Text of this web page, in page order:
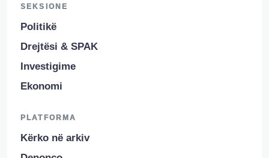
SEKSIONE
Politikë
Drejtësi & SPAK
Investigime
Ekonomi
PLATFORMA
Kërko në arkiv